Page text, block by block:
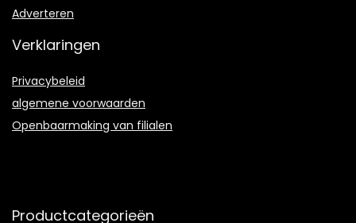
Adverteren
Verklaringen
Privacybeleid
algemene voorwaarden
Openbaarmaking van filialen
Productcategorieën